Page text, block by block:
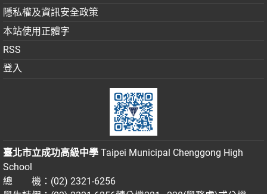
隱私權及資訊安全政策
本站使用正體字
RSS
登入
臺北市立成功高級中學 Taipei Municipal Chenggong High
School
總 機：(02) 2321-6256